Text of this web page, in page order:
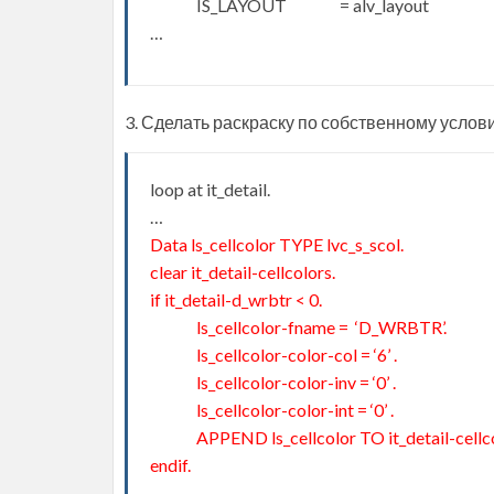
IS_LAYOUT = alv_layout
…
3. Сделать раскраску по собственному
loop at it_detail.
…
Data ls_cellcolor TYPE lvc_s_scol.
clear it_detail-cellcolors.
if it_detail-d_wrbtr < 0.
ls_cellcolor-fname = ‘D_WRBTR’.
ls_cellcolor-color-col = ‘6’ .
ls_cellcolor-color-inv = ‘0’ .
ls_cellcolor-color-int = ‘0’ .
APPEND ls_cellcolor TO it_detail-
endif.